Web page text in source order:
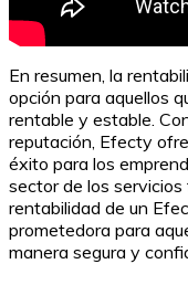
En resumen, la
opción para aquellos
rentable y estable.
reputación, Efecty
éxito para los
sector de los
rentabilidad de un
prometedora para
manera segura y